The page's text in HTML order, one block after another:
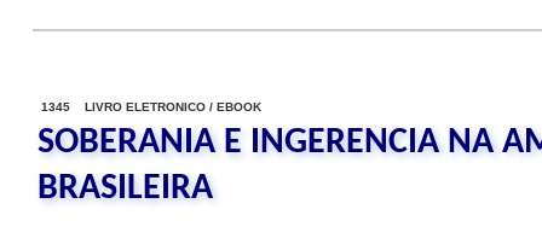
1345 LIVRO ELETRONICO / EBOOK
SOBERANIA E INGERENCIA NA
BRASILEIRA